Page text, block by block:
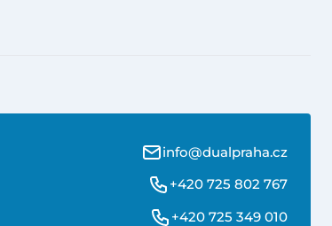
info@dualpraha.cz
+420 725 802 767
+420 725 349 010